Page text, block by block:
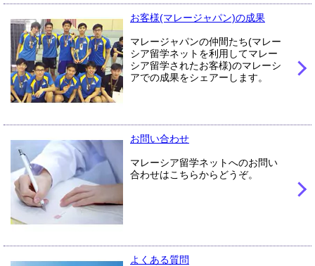
お客様(マレージャパン)の成果
マレージャパンの仲間たち(マレー
シア留学ネットを利用してマレー
シア留学されたお客様)のマレーシ
アでの成果をシェアーします。
お問い合わせ
マレーシア留学ネットへのお問い
合わせはこちらからどうぞ。
よくある質問